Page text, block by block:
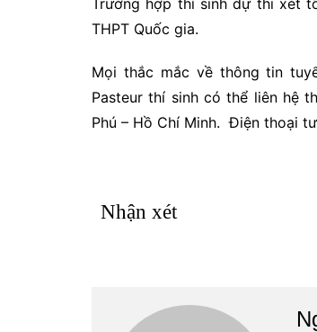
THPT Quốc gia.
Mọi thắc mắc về thông tin
Pasteur thí sinh có thể liên hệ
Phú – Hồ Chí Minh. Điện thoại
Nhận xét